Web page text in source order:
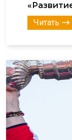
Читать